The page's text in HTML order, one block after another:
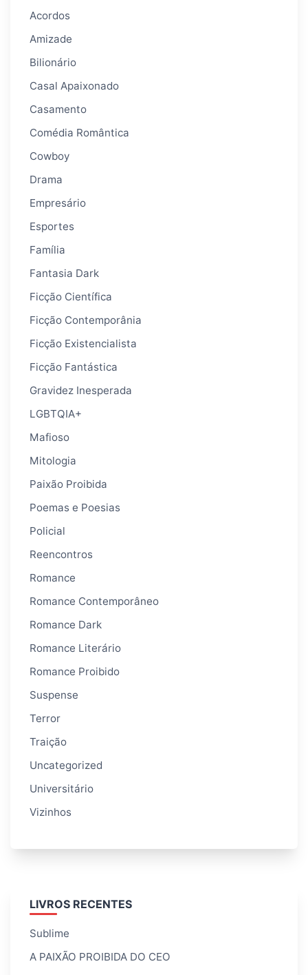
Acordos
Amizade
Bilionário
Casal Apaixonado
Casamento
Comédia Romântica
Cowboy
Drama
Empresário
Esportes
Família
Fantasia Dark
Ficção Científica
Ficção Contemporânia
Ficção Existencialista
Ficção Fantástica
Gravidez Inesperada
LGBTQIA+
Mafioso
Mitologia
Paixão Proibida
Poemas e Poesias
Policial
Reencontros
Romance
Romance Contemporâneo
Romance Dark
Romance Literário
Romance Proibido
Suspense
Terror
Traição
Uncategorized
Universitário
Vizinhos
LIVROS RECENTES
Sublime
A PAIXÃO PROIBIDA DO CEO